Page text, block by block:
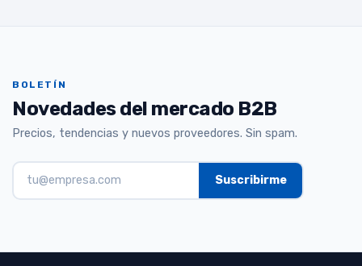
BOLETÍN
Novedades del mercado B2B
Precios, tendencias y nuevos proveedores. Sin spam.